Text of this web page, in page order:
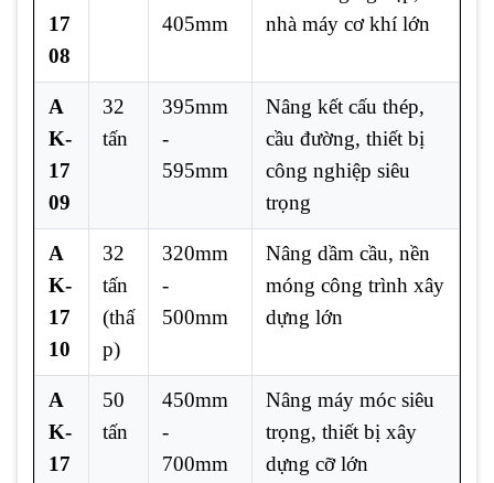
17
08
405mm
nhà máy cơ khí lớn
A
K-
17
09
32
tấn
395mm
-
595mm
Nâng kết cấu thép,
cầu đường, thiết bị
công nghiệp siêu
trọng
A
K-
17
10
32
tấn
(thấ
p)
320mm
-
500mm
Nâng dầm cầu, nền
móng công trình xây
dựng lớn
A
K-
17
50
tấn
450mm
-
700mm
Nâng máy móc siêu
trọng, thiết bị xây
dựng cỡ lớn